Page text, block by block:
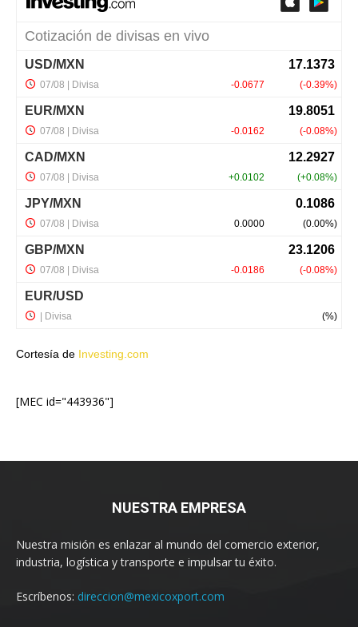
Cortesía de Investing.com
[MEC id="443936"]
NUESTRA EMPRESA
Nuestra misión es enlazar al mundo del comercio exterior,
industria, logística y transporte e impulsar tu éxito.
Escríbenos: direccion@mexicoxport.com